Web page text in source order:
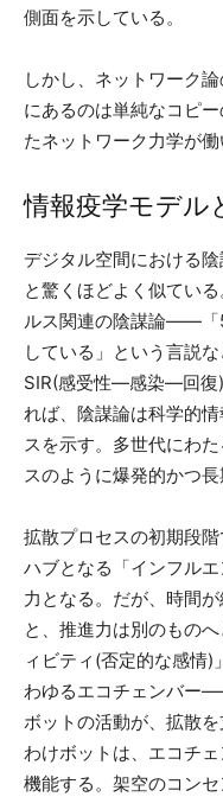
側面を示している。
しかし、ネットワーク
にあるのは単純なコピ
たネットワーク力学が働
情報疫学モデル
デジタル空間における
と驚くほどよく似てい
ルス関連の陰謀論——「
している」という言説
SIR(感受性—感染—回復)
れば、陰謀論は科学的
スを示す。多世代にわ
スのように爆発的かつ長
拡散プロセスの初期段階
ハブとなる「インフル
力となる。だが、時間
と、推進力は別のもの
ィビティ(否定的な感
わゆるエコチェンバー
ボットの活動が、拡散
わけボットは、エコチ
機能する。架空のコン